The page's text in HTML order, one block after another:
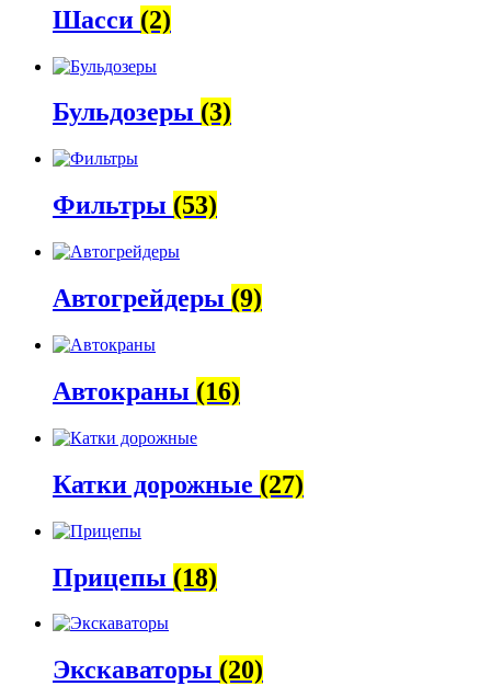
Шасси (2)
Бульдозеры (3)
Фильтры (53)
Автогрейдеры (9)
Автокраны (16)
Катки дорожные (27)
Прицепы (18)
Экскаваторы (20)